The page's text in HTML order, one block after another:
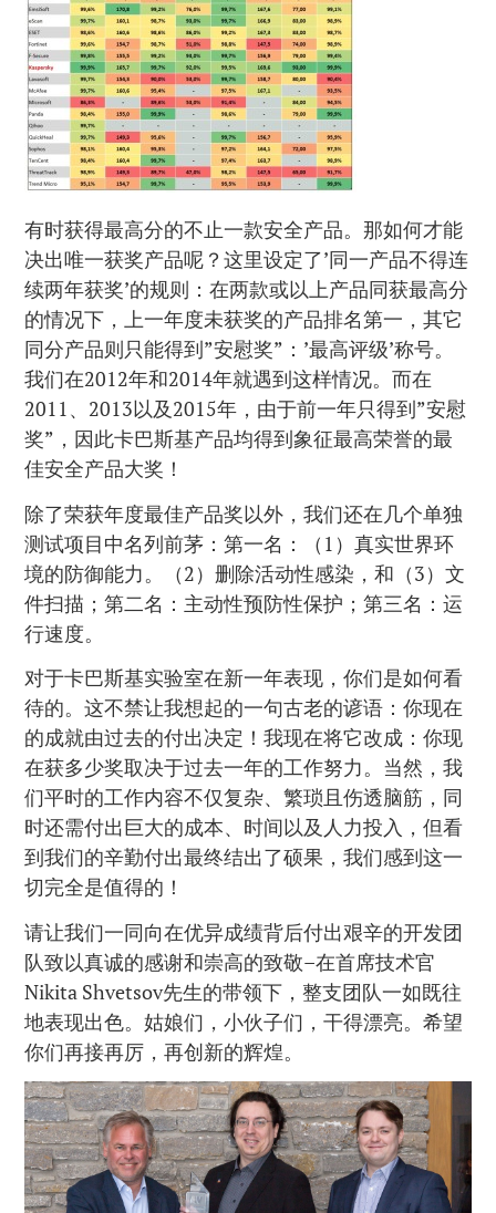
有时获得最高分的不止一款安全产品。那如何才能
决出唯一获奖产品呢？这里设定了’同一产品不得连
续两年获奖’的规则：在两款或以上产品同获最高分
的情况下，上一年度未获奖的产品排名第一，其它
同分产品则只能得到”安慰奖”：’最高评级’称号。
我们在2012年和2014年就遇到这样情况。而在
2011、2013以及2015年，由于前一年只得到”安慰
奖”，因此卡巴斯基产品均得到象征最高荣誉的最
佳安全产品大奖！
除了荣获年度最佳产品奖以外，我们还在几个单独
测试项目中名列前茅：第一名：（1）真实世界环
境的防御能力。（2）删除活动性感染，和（3）文
件扫描；第二名：主动性预防性保护；第三名：运
行速度。
对于卡巴斯基实验室在新一年表现，你们是如何看
待的。这不禁让我想起的一句古老的谚语：你现在
的成就由过去的付出决定！我现在将它改成：你现
在获多少奖取决于过去一年的工作努力。当然，我
们平时的工作内容不仅复杂、繁琐且伤透脑筋，同
时还需付出巨大的成本、时间以及人力投入，但看
到我们的辛勤付出最终结出了硕果，我们感到这一
切完全是值得的！
请让我们一同向在优异成绩背后付出艰辛的开发团
队致以真诚的感谢和崇高的致敬–在首席技术官
Nikita Shvetsov先生的带领下，整支团队一如既往
地表现出色。姑娘们，小伙子们，干得漂亮。希望
你们再接再厉，再创新的辉煌。